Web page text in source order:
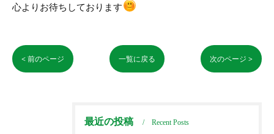
心よりお待ちしております
< 前のページ 一覧に戻る 次のページ >
最近の投稿 Recent Posts